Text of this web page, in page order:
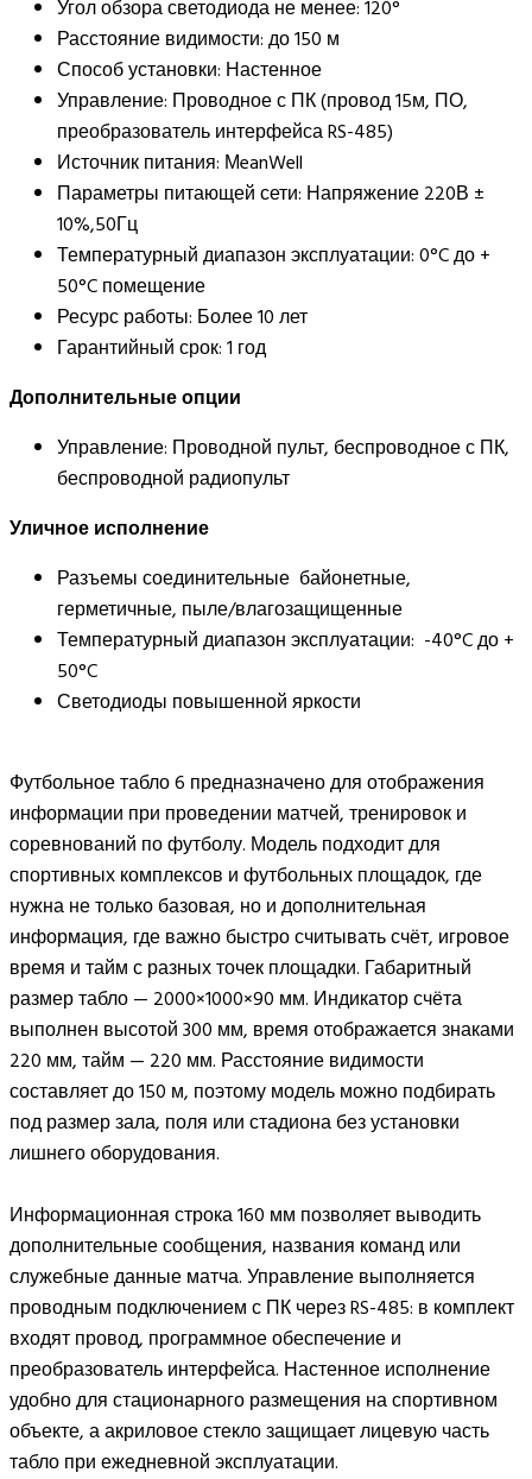
Угол обзора светодиода не менее: 120°
Расстояние видимости: до 150 м
Способ установки: Настенное
Управление: Проводное с ПК (провод 15м, ПО,
преобразователь интерфейса RS-485)
Источник питания: МeanWell
Параметры питающей сети: Напряжение 220В ±
10%,50Гц
Температурный диапазон эксплуатации: 0°C до +
50°C помещение
Ресурс работы: Более 10 лет
Гарантийный срок: 1 год
Дополнительные опции
Управление: Проводной пульт, беспроводное с ПК,
беспроводной радиопульт
Уличное исполнение
Разъемы соединительные байонетные,
герметичные, пыле/влагозащищенные
Температурный диапазон эксплуатации: -40°C до +
50°C
Светодиоды повышенной яркости
Футбольное табло 6 предназначено для отображения
информации при проведении матчей, тренировок и
соревнований по футболу. Модель подходит для
спортивных комплексов и футбольных площадок, где
нужна не только базовая, но и дополнительная
информация, где важно быстро считывать счёт, игровое
время и тайм с разных точек площадки. Габаритный
размер табло — 2000×1000×90 мм. Индикатор счёта
выполнен высотой 300 мм, время отображается знаками
220 мм, тайм — 220 мм. Расстояние видимости
составляет до 150 м, поэтому модель можно подбирать
под размер зала, поля или стадиона без установки
лишнего оборудования.
Информационная строка 160 мм позволяет выводить
дополнительные сообщения, названия команд или
служебные данные матча. Управление выполняется
проводным подключением с ПК через RS-485: в комплект
входят провод, программное обеспечение и
преобразователь интерфейса. Настенное исполнение
удобно для стационарного размещения на спортивном
объекте, а акриловое стекло защищает лицевую часть
табло при ежедневной эксплуатации.